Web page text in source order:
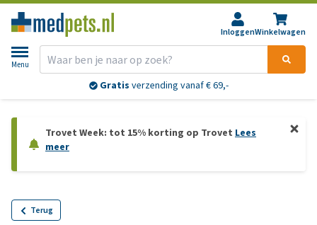
InloggenWinkelwagen
Menu
Gratis verzending vanaf € 69,-
Trovet Week: tot 15% korting op Trovet Lees
meer
Terug